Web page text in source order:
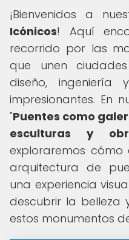
¡Bienvenidos a
Icónicos! Aquí
recorrido por las
que unen
diseño,
impresionantes. En
"Puentes como
esculturas y
exploraremos
arquitectura de
una experiencia
descubrir la belleza
estos monumentos